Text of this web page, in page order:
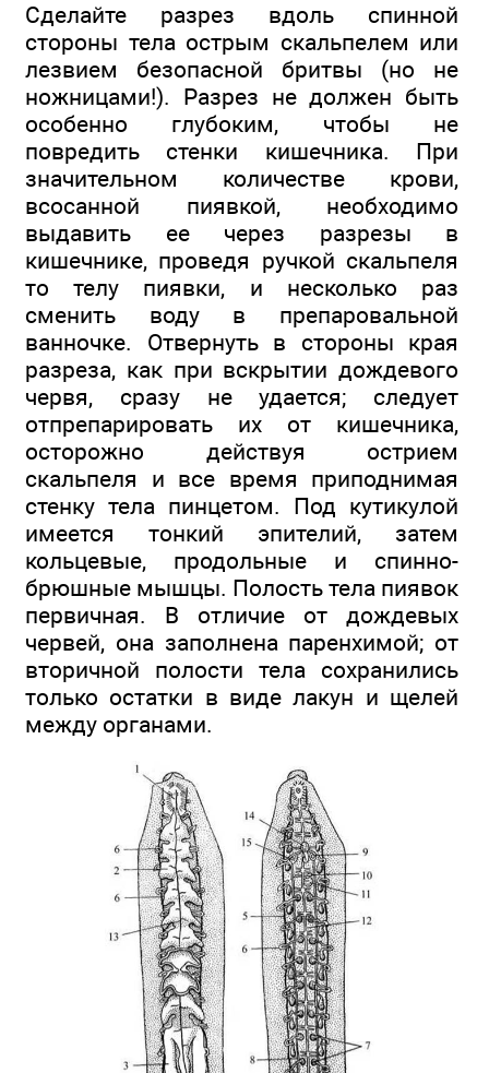
Сделайте разрез вдоль спинной
стороны тела острым скальпелем или
лезвием безопасной бритвы (но не
ножницами!). Разрез не должен быть
особенно глубоким, чтобы не
повредить стенки кишечника. При
значительном количестве крови,
всосанной пиявкой, необходимо
выдавить ее через разрезы в
кишечнике, проведя ручкой скальпеля
то телу пиявки, и несколько раз
сменить воду в препаровальной
ванночке. Отвернуть в стороны края
разреза, как при вскрытии дождевого
червя, сразу не удается; следует
отпрепарировать их от кишечника,
осторожно действуя острием
скальпеля и все время приподнимая
стенку тела пинцетом. Под кутикулой
имеется тонкий эпителий, затем
кольцевые, продольные и спинно-
брюшные мышцы. Полость тела пиявок
первичная. В отличие от дождевых
червей, она заполнена паренхимой; от
вторичной полости тела сохранились
только остатки в виде лакун и щелей
между органами.